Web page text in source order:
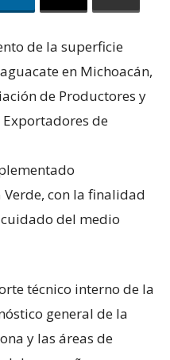
de la superficie
en Michoacán,
de Productores y
de
con la finalidad
del medio
técnico interno de la
general de la
y las áreas de